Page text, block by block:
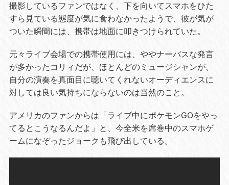
撮影しているファンではなく、下を向いてスマホをひた
すら見ている態度が気に食わなかったようで、彼が気が
ついた瞬間には、携帯は地面に叩きつけられていた。
元々ライブ会場での携帯使用には、ややナーバスな発言
が多かったコリィだが、ほとんどのミュージシャンが、
自分の演奏を真面目に聴いてくれないオーディエンスに
対しては良い気持ちにならないのは当然のこと。
アメリカのファンからは「ライブ中にポケモンGOをやっ
てるとこうなるんだよ」と、今全米を席巻中のスマホゲ
ームになぞったジョークも飛び出している。